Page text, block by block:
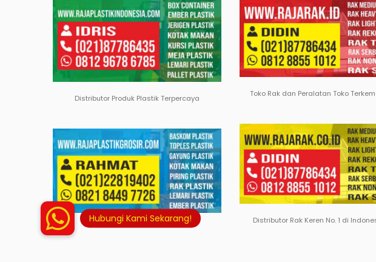
Distributor Produk Plastik Terpercaya Toko Rak dan Peralatan Toko
Distributor Rak Keren No. 1 di